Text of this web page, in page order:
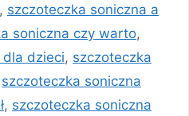
, szczoteczka soniczna a
soniczna czy warto,
dzieci, szczoteczka
szczoteczka soniczna
, szczoteczka soniczna